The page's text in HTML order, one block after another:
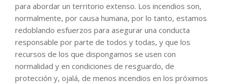
para abordar un territorio extenso. Los incendios son,
normalmente, por causa humana, por lo tanto, estamos
redoblando esfuerzos para asegurar una conducta
responsable por parte de todos y todas, y que los
recursos de los que dispongamos se usen con
normalidad y en condiciones de resguardo, de
protección y, ojalá, de menos incendios en los próximos